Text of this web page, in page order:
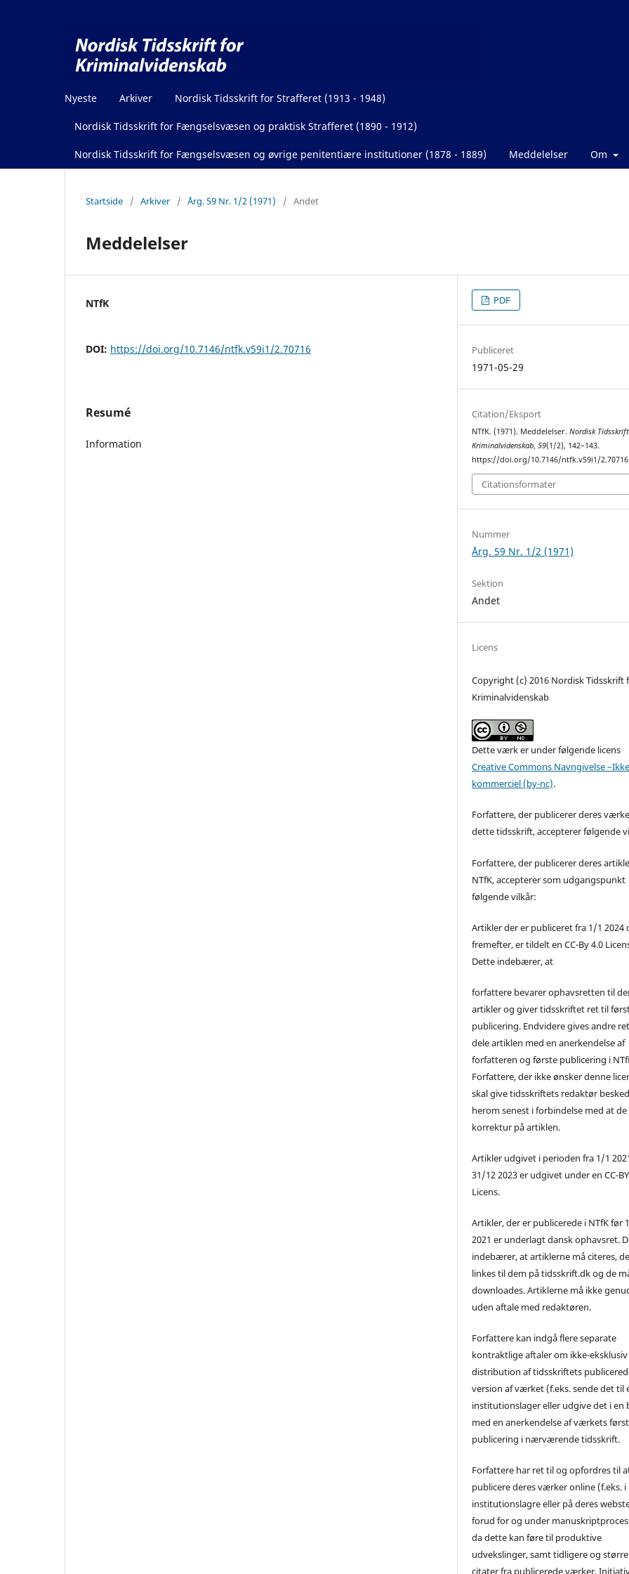
Nyeste Arkiver Nordisk Tidsskrift for Strafferet (1913 - 1948)
Nordisk Tidsskrift for Fængselsvæsen og praktisk Strafferet (1890 - 1912)
Nordisk Tidsskrift for Fængselsvæsen og øvrige penitentiære institutioner (1878 - 1889) Meddelelser Om
Startside / Arkiver / Årg. 59 Nr. 1/2 (1971) / Andet
Meddelelser
NTfK
DOI: https://doi.org/10.7146/ntfk.v59i1/2.70716
Resumé
Information
PDF
Publiceret
1971-05-29
Citation/Eksport
NTfK. (1971). Meddelelser.Nordisk
Kriminalvidenskab,59(1/2), 142–143.
https://doi.org/10.7146/ntfk.v59i1/2.70716
Citationsformater
Nummer
Årg. 59 Nr. 1/2 (1971)
Sektion
Andet
Licens
Copyright (c) 2016 Nordisk Tidsskrift
Kriminalvidenskab
Dette værk er under følgende licens
Creative Commons Navngivelse
kommerciel (by-nc).
Forfattere, der publicerer deres
dette tidsskrift, accepterer følgende
Forfattere, der publicerer deres
NTfK, accepterer som udgangspunkt
følgende vilkår:
Artikler der er publiceret fra 1/1 2024
fremefter, er tildelt en CC-By 4.0
Dette indebærer, at
forfattere bevarer ophavsretten til
artikler og giver tidsskriftet ret til
publicering. Endvidere gives andre
dele artiklen med en anerkendelse af
forfatteren og første publicering i
Forfattere, der ikke ønsker denne
skal give tidsskriftets redaktør besked
herom senest i forbindelse med at
korrektur på artiklen.
Artikler udgivet i perioden fra 1/1
31/12 2023 er udgivet under en CC-
Licens.
Artikler, der er publicerede i NTfK før
2021 er underlagt dansk ophavsret.
indebærer, at artiklerne må citeres,
linkes til dem på tidsskrift.dk og de
downloades. Artiklerne må ikke
uden aftale med redaktøren.
Forfattere kan indgå flere separate
kontraktlige aftaler om ikke-eksklusiv
distribution af tidsskriftets
version af værket (f.eks. sende det til
institutionslager eller udgive det i en
med en anerkendelse af værkets
publicering i nærværende tidsskrift.
Forfattere har ret til og opfordres til
publicere deres værker online (f.eks. i
institutionslagre eller på deres
forud for og under
da dette kan føre til produktive
udvekslinger, samt tidligere og større
citater fra publicerede værker.